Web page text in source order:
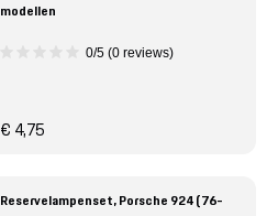
modellen
0/5 (0 reviews)
€ 4,75
Reservelampenset, Porsche 924 (76-